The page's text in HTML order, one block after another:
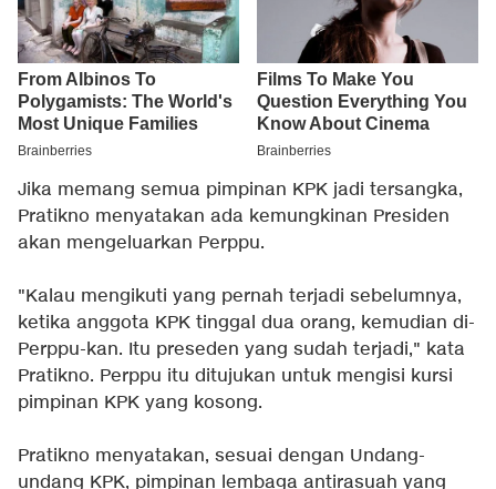
Jika memang semua pimpinan KPK jadi tersangka,
Pratikno menyatakan ada kemungkinan Presiden
akan mengeluarkan Perppu.
"Kalau mengikuti yang pernah terjadi sebelumnya,
ketika anggota KPK tinggal dua orang, kemudian di-
Perppu-kan. Itu preseden yang sudah terjadi," kata
Pratikno. Perppu itu ditujukan untuk mengisi kursi
pimpinan KPK yang kosong.
Pratikno menyatakan, sesuai dengan Undang-
undang KPK, pimpinan lembaga antirasuah yang